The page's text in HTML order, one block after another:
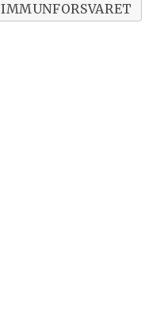
IMMUNFORSVARET